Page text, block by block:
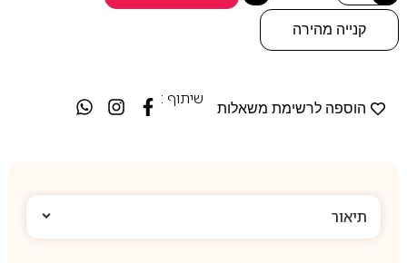
קנייה מהירה
הוספה לרשימת משאלות
שיתוף :
תיאור